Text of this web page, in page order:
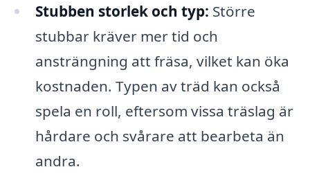
Stubben storlek och typ: Större
stubbar kräver mer tid och
ansträngning att fräsa, vilket kan öka
kostnaden. Typen av träd kan också
spela en roll, eftersom vissa träslag är
hårdare och svårare att bearbeta än
andra.